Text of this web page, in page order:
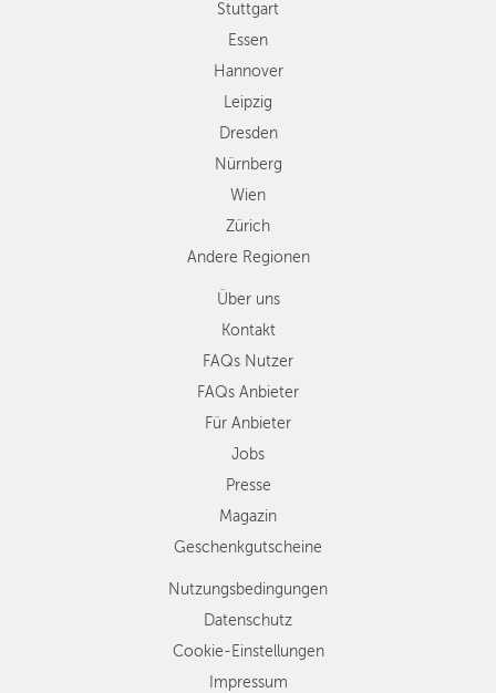
Wien
Zürich
Andere
Regionen
Stuttgart
Essen
Hannover
Leipzig
Dresden
Nürnberg
Wien
Zürich
Andere Regionen
Über uns
Kontakt
FAQs Nutzer
FAQs Anbieter
Für Anbieter
Jobs
Presse
Magazin
Geschenkgutscheine
Nutzungsbedingungen
Datenschutz
Cookie-Einstellungen
Impressum